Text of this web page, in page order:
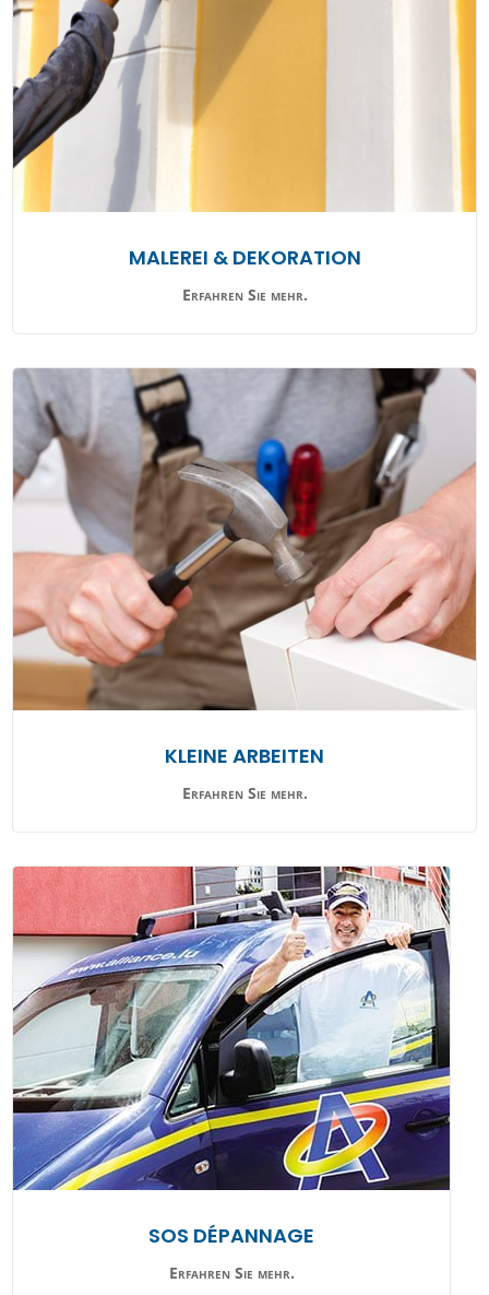
MALEREI & DEKORATION
Erfahren Sie mehr.
KLEINE ARBEITEN
Erfahren Sie mehr.
SOS DÉPANNAGE
Erfahren Sie mehr.